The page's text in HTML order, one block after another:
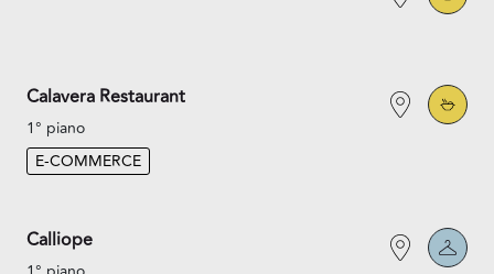
Calavera Restaurant
1° piano
E-COMMERCE
Calliope